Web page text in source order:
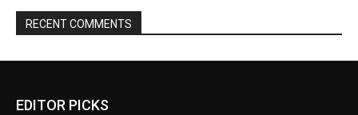
RECENT COMMENTS
EDITOR PICKS